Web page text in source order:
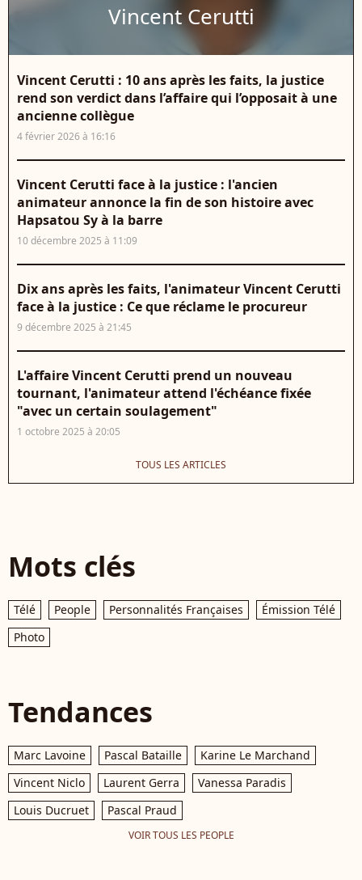
Vincent Cerutti
Vincent Cerutti : 10 ans après les faits, la justice
rend son verdict dans l’affaire qui l’opposait à une
ancienne collègue
4 février 2026 à 16:16
Vincent Cerutti face à la justice : l'ancien
animateur annonce la fin de son histoire avec
Hapsatou Sy à la barre
10 décembre 2025 à 11:09
Dix ans après les faits, l'animateur Vincent Cerutti
face à la justice : Ce que réclame le procureur
9 décembre 2025 à 21:45
L'affaire Vincent Cerutti prend un nouveau
tournant, l'animateur attend l'échéance fixée
"avec un certain soulagement"
1 octobre 2025 à 20:05
TOUS LES ARTICLES
Mots clés
Télé People Personnalités Françaises
Émission Télé
Photo
Tendances
Marc Lavoine Pascal Bataille
Karine Le Marchand
Vincent Niclo
Laurent Gerra
Vanessa Paradis
Louis Ducruet
Pascal Praud
VOIR TOUS LES PEOPLE